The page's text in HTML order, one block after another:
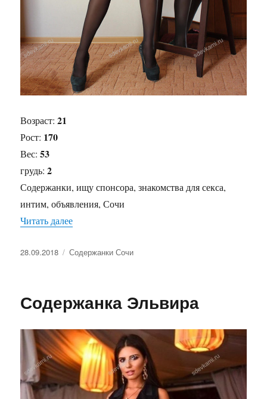
Возраст:21
Рост: 170
Вес:53
грудь:2
Содержанки, ищу спонсора, знакомства для секса,
интим, объявления, Сочи
Читать далее
Опубликовано
28.09.2018 Рубрики
Содержанки Сочи
Содержанка Эльвира